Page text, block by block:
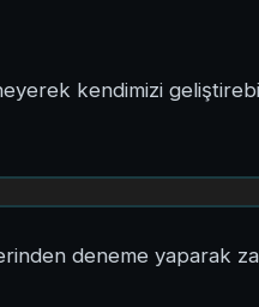
kendimizi
deneme yaparak